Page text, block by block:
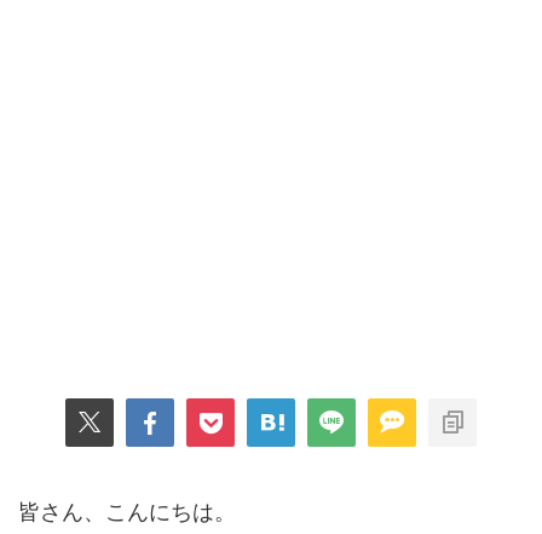
皆さん、こんにちは。